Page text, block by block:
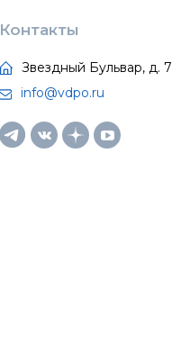
Контакты
Звездный Бульвар, д. 7
info@vdpo.ru